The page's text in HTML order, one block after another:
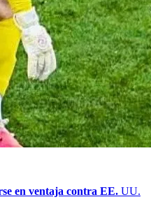
en ventaja contra EE. UU.